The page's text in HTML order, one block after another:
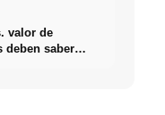
valor de
deben saber